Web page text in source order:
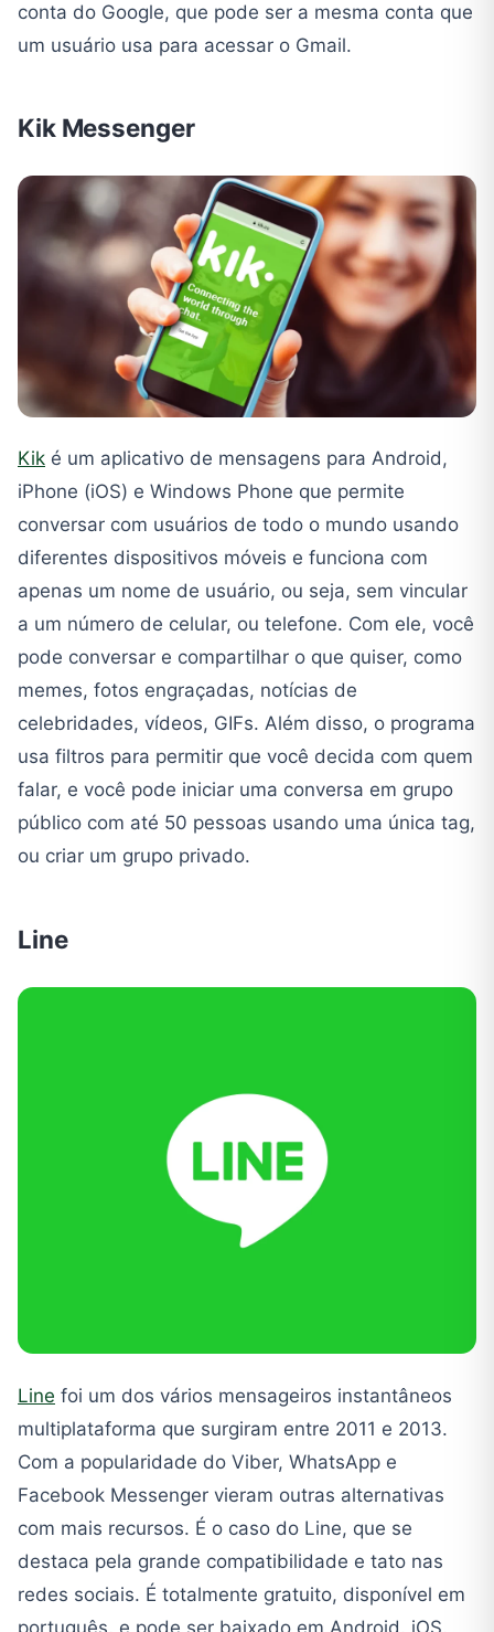
conta do Google, que pode ser a mesma conta que
um usuário usa para acessar o Gmail.
Kik Messenger
Kik é um aplicativo de mensagens para Android,
iPhone (iOS) e Windows Phone que permite
conversar com usuários de todo o mundo usando
diferentes dispositivos móveis e funciona com
apenas um nome de usuário, ou seja, sem vincular
a um número de celular, ou telefone. Com ele, você
pode conversar e compartilhar o que quiser, como
memes, fotos engraçadas, notícias de
celebridades, vídeos, GIFs. Além disso, o programa
usa filtros para permitir que você decida com quem
falar, e você pode iniciar uma conversa em grupo
público com até 50 pessoas usando uma única tag,
ou criar um grupo privado.
Line
Line foi um dos vários mensageiros instantâneos
multiplataforma que surgiram entre 2011 e 2013.
Com a popularidade do Viber, WhatsApp e
Facebook Messenger vieram outras alternativas
com mais recursos. É o caso do Line, que se
destaca pela grande compatibilidade e tato nas
redes sociais. É totalmente gratuito, disponível em